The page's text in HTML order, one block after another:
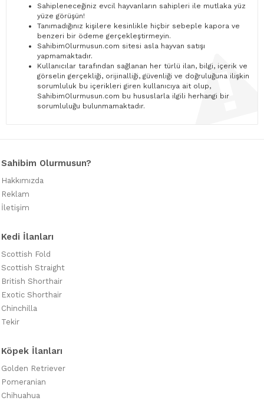
Sahipleneceğiniz evcil hayvanların sahipleri ile mutlaka yüz
yüze görüşün!
Tanımadığınız kişilere kesinlikle hiçbir sebeple kapora ve
benzeri bir ödeme gerçekleştirmeyin.
SahibimOlurmusun.com sitesi asla hayvan satışı
yapmamaktadır.
Kullanıcılar tarafından sağlanan her türlü ilan, bilgi, içerik ve
görselin gerçekliği, orijinalliği, güvenliği ve doğruluğuna ilişkin
sorumluluk bu içerikleri giren kullanıcıya ait olup,
SahibimOlurmusun.com bu hususlarla ilgili herhangi bir
sorumluluğu bulunmamaktadır.
Sahibim Olurmusun?
Hakkımızda
Reklam
İletişim
Kedi İlanları
Scottish Fold
Scottish Straight
British Shorthair
Exotic Shorthair
Chinchilla
Tekir
Köpek İlanları
Golden Retriever
Pomeranian
Chihuahua